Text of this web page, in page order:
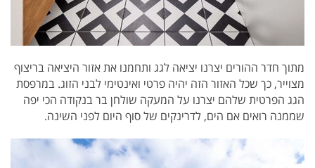
מתוך חדר ההורים יצרנו יציאה לגג ותחמנו את אזור היציאה בריצוף
מצוייר, כך שכל האזור הזה יהיה פרטי ואינטימי לבני הזוג. במרפסת
הגג הפרטית שלהם יצרנו על המעקה שולחן בר בנקודה הכי יפה
שממנה רואים אם הים, לדרינקים של סוף היום לפני השינה.